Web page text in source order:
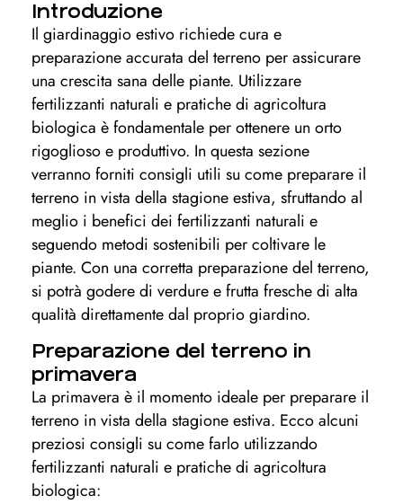
Introduzione
Il giardinaggio estivo richiede cura e
preparazione accurata del terreno per assicurare
una crescita sana delle piante. Utilizzare
fertilizzanti naturali e pratiche di agricoltura
biologica è fondamentale per ottenere un orto
rigoglioso e produttivo. In questa sezione
verranno forniti consigli utili su come preparare il
terreno in vista della stagione estiva, sfruttando al
meglio i benefici dei fertilizzanti naturali e
seguendo metodi sostenibili per coltivare le
piante. Con una corretta preparazione del terreno,
si potrà godere di verdure e frutta fresche di alta
qualità direttamente dal proprio giardino.
Preparazione del terreno in
primavera
La primavera è il momento ideale per preparare il
terreno in vista della stagione estiva. Ecco alcuni
preziosi consigli su come farlo utilizzando
fertilizzanti naturali e pratiche di agricoltura
biologica: